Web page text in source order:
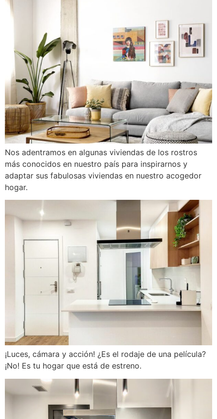
Nos adentramos en algunas viviendas de los rostros
más conocidos en nuestro país para inspirarnos y
adaptar sus fabulosas viviendas en nuestro acogedor
hogar.
¡Luces, cámara y acción! ¿Es el rodaje de una película?
¡No! Es tu hogar que está de estreno.